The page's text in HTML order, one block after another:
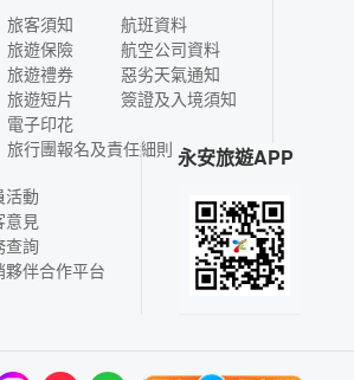
旅客須知
旅遊保險
旅遊禮券
旅遊短片
電子印花
航班資料
航空公司資料
惡劣天氣通知
簽證及入境須知
旅行團報名及責任細則
活動
意見
查詢
夥伴合作平台
永安旅遊APP